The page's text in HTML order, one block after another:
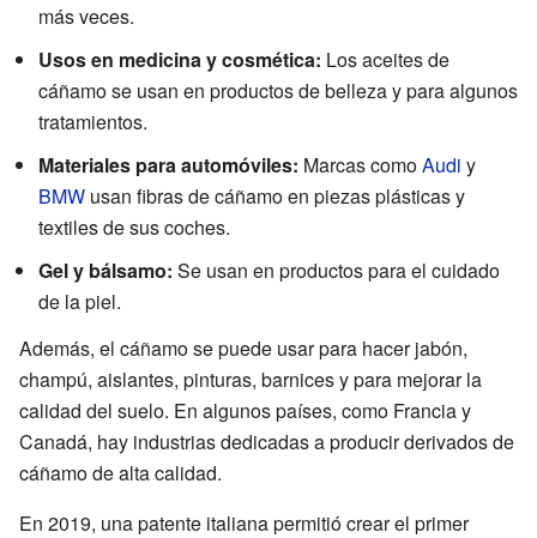
más veces.
Usos en medicina y cosmética: Los aceites de
cáñamo se usan en productos de belleza y para algunos
tratamientos.
Materiales para automóviles: Marcas comoAudi y
BMW usan fibras de cáñamo en piezas plásticas y
textiles de sus coches.
Gel y bálsamo: Se usan en productos para el cuidado
de la piel.
Además, el cáñamo se puede usar para hacer jabón,
champú, aislantes, pinturas, barnices y para mejorar la
calidad del suelo. En algunos países, como Francia y
Canadá, hay industrias dedicadas a producir derivados de
cáñamo de alta calidad.
En 2019, una patente italiana permitió crear el primer